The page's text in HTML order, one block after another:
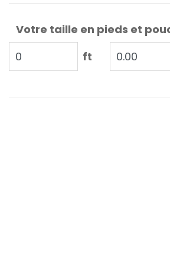
Votre taille en pieds et
ft